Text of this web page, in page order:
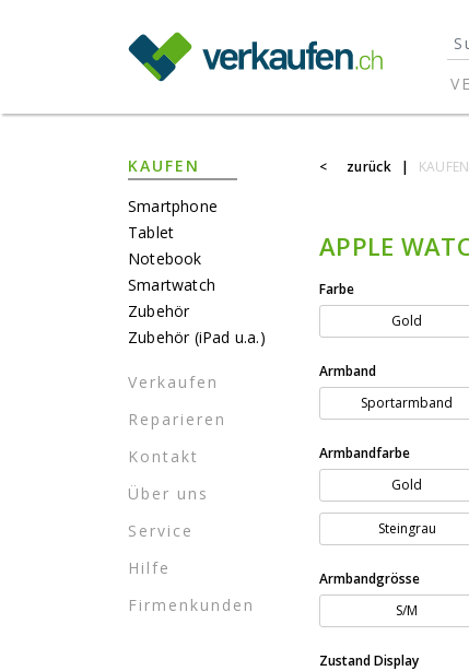
KAUFEN
Smartphone
Tablet
Notebook
Smartwatch
Zubehör
Zubehör (iPad u.a.)
Verkaufen
Reparieren
Kontakt
Über uns
Service
Hilfe
Firmenkunden
< zurück | KAUFEN
APPLE
Farbe
Gold
Armband
Sportarmband
Armbandfarbe
Gold
Steingrau
Armbandgrösse
S/M
Zustand Display